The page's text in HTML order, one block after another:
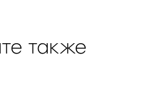
также